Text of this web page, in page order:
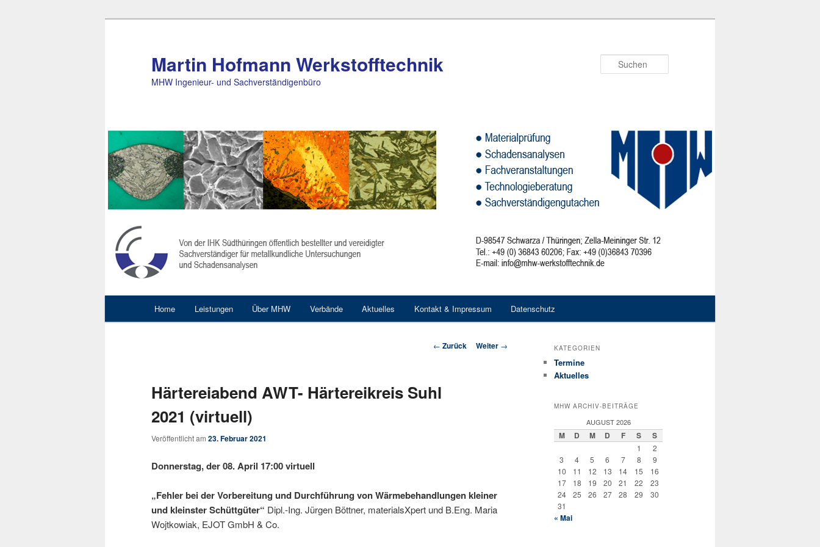
Martin Hofmann Werkstofftechnik
MHW Ingenieur- und Sachverständigenbüro
Home Leistungen Über MHW Verbände Aktuelles Kontakt & Impressum Datenschutz
Beitrags-
← Zurück Weiter →
Härtereiabend AWT- Härtereikreis Suhl
2021 (virtuell)
Veröffentlicht am 23. Februar 2021
Donnerstag, der 08. April 17:00 virtuell
„Fehler bei der Vorbereitung und Durchführung von Wärmebehandlungen kleiner
und kleinster Schüttgüter“ Dipl.-Ing. Jürgen Böttner, materialsXpert und B.Eng. Maria
Wojtkowiak, EJOT GmbH & Co.
KATEGORIEN
Termine
Aktuelles
MHW ARCHIV-BEITRÄGE
AUGUST 2026
M D M D F S S
1
2
3
4 5 6 7 8
9
10
11 12 13 14 15
16
17
18 19 20 21 22
23
24
25 26 27 28 29
30
31
« Mai